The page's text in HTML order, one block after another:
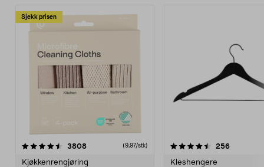
Sjekk prisen
3808anmeldelser(9,97/stk)
Kjøkkenrengjøring
4.5av 5 stjerner 256
Kleshengere
4.5av 5 stjerner